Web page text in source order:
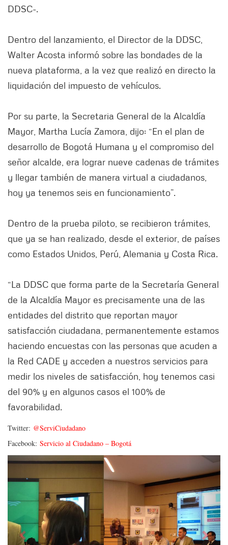
DDSC-.
Dentro del lanzamiento, el Director de la DDSC,
Walter Acosta informó sobre las bondades de la
nueva plataforma, a la vez que realizó en directo la
liquidación del impuesto de vehículos.
Por su parte, la Secretaria General de la Alcaldía
Mayor, Martha Lucía Zamora, dijo: “En el plan de
desarrollo de Bogotá Humana y el compromiso del
señor alcalde, era lograr nueve cadenas de trámites
y llegar también de manera virtual a ciudadanos,
hoy ya tenemos seis en funcionamiento”.
Dentro de la prueba piloto, se recibieron trámites,
que ya se han realizado, desde el exterior, de países
como Estados Unidos, Perú, Alemania y Costa Rica.
“La DDSC que forma parte de la Secretaría General
de la Alcaldía Mayor es precisamente una de las
entidades del distrito que reportan mayor
satisfacción ciudadana, permanentemente estamos
haciendo encuestas con las personas que acuden a
la Red CADE y acceden a nuestros servicios para
medir los niveles de satisfacción, hoy tenemos casi
del 90% y en algunos casos el 100% de
favorabilidad.
Twitter: @ServiCiudadano
Facebook: Servicio al Ciudadano – Bogotá
Siguiente